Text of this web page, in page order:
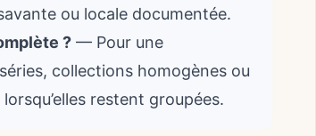
ou locale documentée.
? — Pour une
collections homogènes ou
restent groupées.